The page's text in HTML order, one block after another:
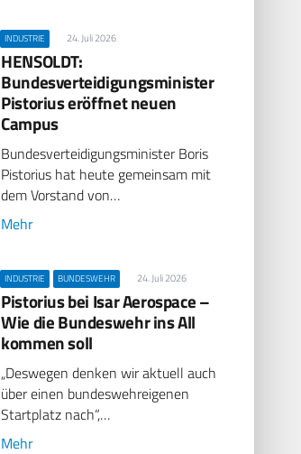
INDUSTRIE 24. Juli 2026
HENSOLDT:
Bundesverteidigungsminister
Pistorius eröffnet neuen
Campus
Bundesverteidigungsminister Boris
Pistorius hat heute gemeinsam mit
dem Vorstand von…
Mehr
INDUSTRIE BUNDESWEHR 24. Juli 2026
Pistorius bei Isar Aerospace –
Wie die Bundeswehr ins All
kommen soll
„Deswegen denken wir aktuell auch
über einen bundeswehreigenen
Startplatz nach“,…
Mehr